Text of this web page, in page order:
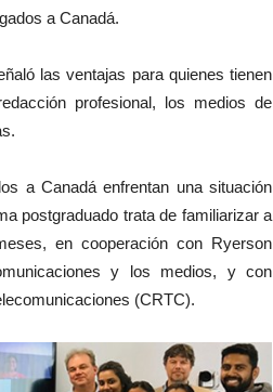
a Canadá.
las ventajas para quienes tienen
profesional, los medios de
a Canadá enfrentan una situación
postgraduado trata de familiarizar a
en cooperación con Ryerson
y los medios, y con
(CRTC).